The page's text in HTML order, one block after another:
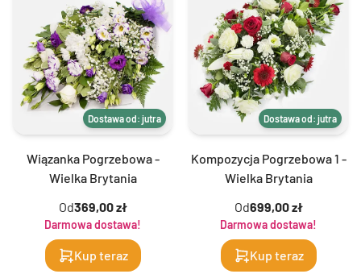
Dostawa od: jutra
Wiązanka Pogrzebowa -
Wielka Brytania
Od369,00 zł
Darmowa dostawa!
Kup teraz
Dostawa od: jutra
Kompozycja Pogrzebowa 1 -
Wielka Brytania
Od699,00 zł
Darmowa dostawa!
Kup teraz